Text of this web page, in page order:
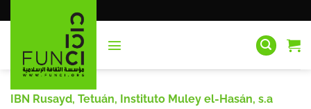
al
IBN Rusayd, Tetuán, Instituto Muley el-Hasán, s.a